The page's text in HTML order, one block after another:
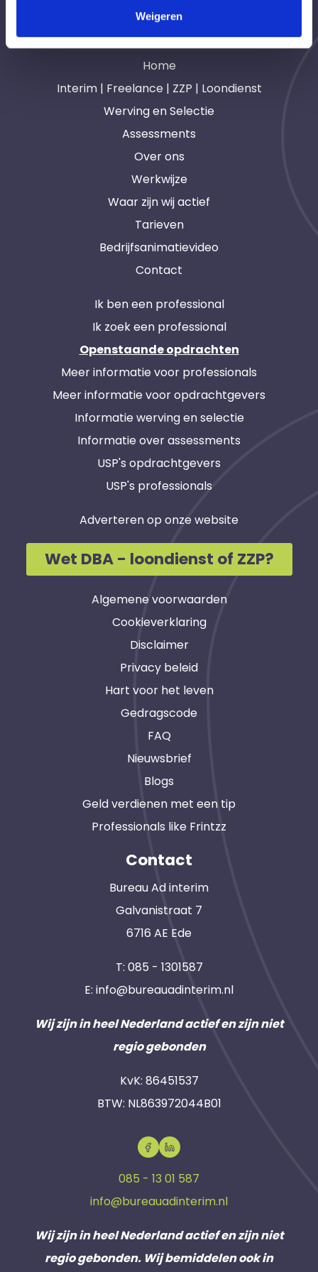
Weigeren
Navigatie
Home
Interim | Freelance | ZZP | Loondienst
Werving en Selectie
Assessments
Over ons
Werkwijze
Waar zijn wij actief
Tarieven
Bedrijfsanimatievideo
Contact
Ik ben een professional
Ik zoek een professional
Openstaande opdrachten
Meer informatie voor professionals
Meer informatie voor opdrachtgevers
Informatie werving en selectie
Informatie over assessments
USP's opdrachtgevers
USP's professionals
Adverteren op onze website
Wet DBA - loondienst of ZZP?
Algemene voorwaarden
Cookieverklaring
Disclaimer
Privacy beleid
Hart voor het leven
Gedragscode
FAQ
Nieuwsbrief
Blogs
Geld verdienen met een tip
Professionals like Frintzz
Contact
Bureau Ad interim
Galvanistraat 7
6716 AE Ede
T: 085 - 1301587
E: info@bureauadinterim.nl
Wij zijn in heel Nederland actief en zijn niet
regio gebonden
KvK: 86451537
BTW: NL863972044B01
085 - 13 01 587
info@bureauadinterim.nl
Wij zijn in heel Nederland actief en zijn niet
regio gebonden. Wij bemiddelen ook in